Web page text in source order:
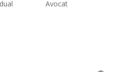
Avocat